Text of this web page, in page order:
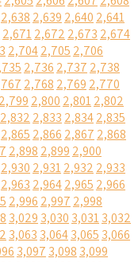
2,638 2,639 2,640 2,641
2,6712,672 2,673 2,674
2,7042,705 2,706
2,736 2,737 2,738
2,768 2,769 2,770
2,799 2,800 2,8012,802
2,832 2,833 2,8342,835
2,865 2,866 2,867 2,868
2,898 2,899 2,900
2,930 2,9312,932 2,933
2,963 2,9642,965 2,966
2,996 2,997 2,998
3,029 3,030 3,0313,032
3,063 3,0643,065 3,066
3,097 3,098 3,099